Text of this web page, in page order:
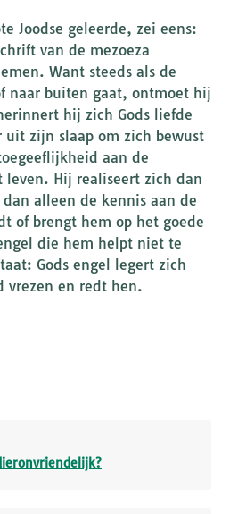
Joodse geleerde, zei eens:
van de mezoeza
Want steeds als de
naar buiten gaat, ontmoet hij
hij zich Gods liefde
zijn slaap om zich bewust
aan de
leven. Hij realiseert zich dan
alleen de kennis aan de
of brengt hem op het goede
die hem helpt niet te
Gods engel legert zich
vrezen en redt hen.